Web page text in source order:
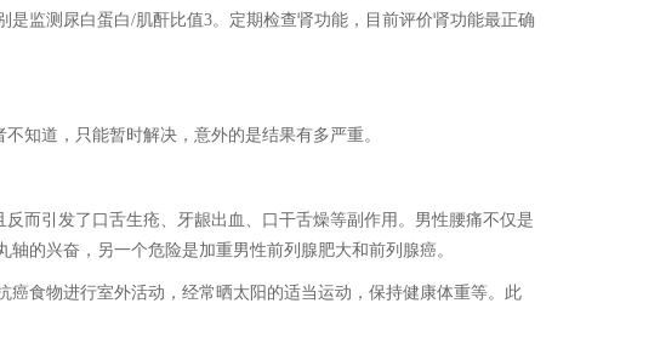
监测尿白蛋白/肌酐比值3。定期检查肾功能，目前评价肾功能最正确
知道，只能暂时解决，意外的是结果有多严重。
而引发了口舌生疮、牙龈出血、口干舌燥等副作用。男性腰痛不仅是
的兴奋，另一个危险是加重男性前列腺肥大和前列腺癌。
食物进行室外活动，经常晒太阳的适当运动，保持健康体重等。此